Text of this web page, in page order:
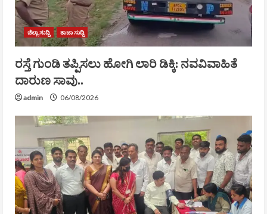
ಜಿಲ್ಲಾ ಸುದ್ದಿ ತಾಜಾ ಸುದ್ದಿ
ರಸ್ತೆ ಗುಂಡಿ ತಪ್ಪಿಸಲು ಹೋಗಿ ಲಾರಿ ಡಿಕ್ಕಿ: ನವವಿವಾಹಿತೆ
ದಾರುಣ ಸಾವು..
admin 06/08/2026